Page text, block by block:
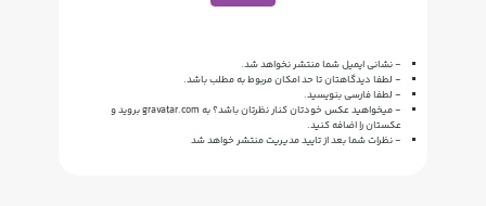
- نشانی ایمیل شما منتشر نخواهد شد.
- لطفا دیدگاهتان تا حد امکان مربوط به مطلب باشد.
- لطفا فارسی بنویسید.
- میخواهید عکس خودتان کنار نظرتان باشد؟ به gravatar.comبروید و
عکستان را اضافه کنید.
- نظرات شما بعد از تایید مدیریت منتشر خواهد شد